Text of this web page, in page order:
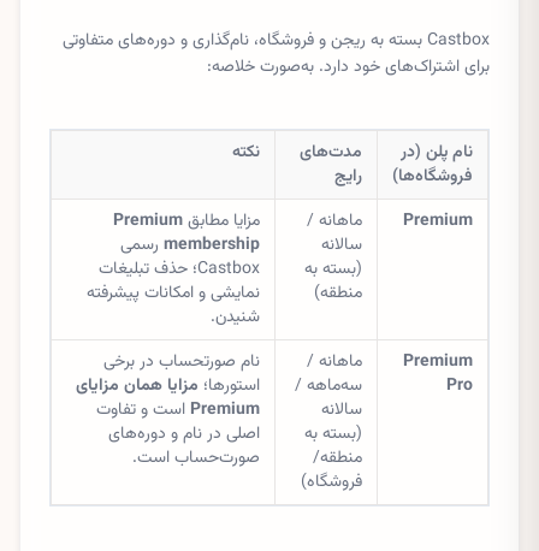
Castbox بسته به ریجن و فروشگاه، نام‌گذاری و دوره‌های متفاوتی
برای اشتراک‌های خود دارد. به‌صورت خلاصه:
نام پلن (در
فروشگاه‌ها)
مدت‌های
رایج
نکته
Premium
ماهانه /
سالانه
(بسته به
منطقه)
مزایا مطابقPremium
membership رسمی
Castbox؛ حذف تبلیغات
نمایشی و امکانات پیشرفته
شنیدن.
Premium
Pro
ماهانه /
سه‌ماهه /
سالانه
(بسته به
منطقه/
فروشگاه)
نام صورتحساب در برخی
استورها؛ مزایا همان مزایای
Premium است و تفاوت
اصلی در نام و دوره‌های
صورت‌حساب است.